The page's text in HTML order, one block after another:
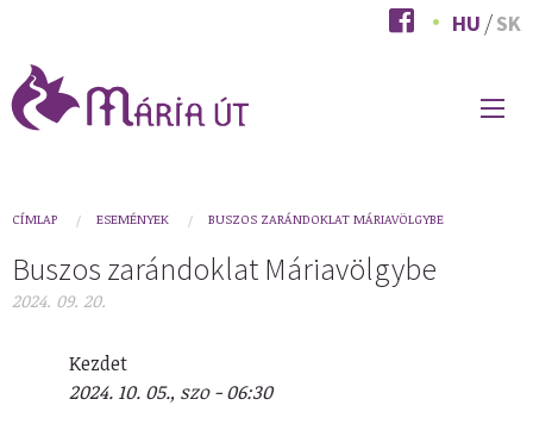
tartalomra
HU SK
You
are
here
CÍMLAP ESEMÉNYEK BUSZOS ZARÁNDOKLAT MÁRIAVÖLGYBE
Buszos zarándoklat Máriavölgybe
2024. 09. 20.
Kezdet
2024. 10. 05., szo - 06:30